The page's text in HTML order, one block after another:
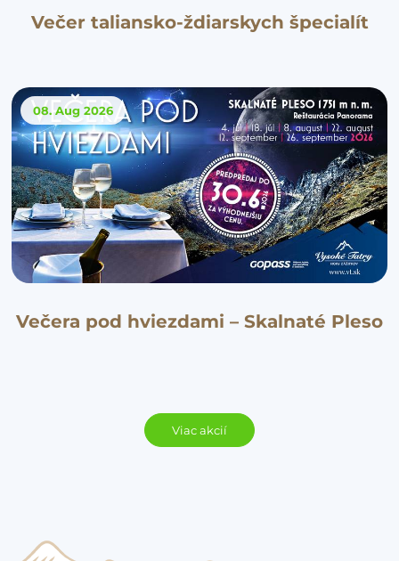
Večer taliansko-ždiarskych špecialít
08. Aug 2026
Večera pod hviezdami – Skalnaté Pleso
Viac akcií